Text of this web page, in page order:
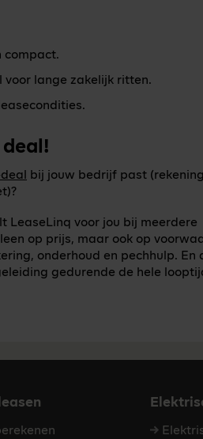
compact.
voor lange zakelijk ritten.
bij jouw bedrijf past (rekening
LeaseLinq voor jou bij meerdere
op prijs, maar ook op
onderhoud en pechhulp. En
gedurende de hele